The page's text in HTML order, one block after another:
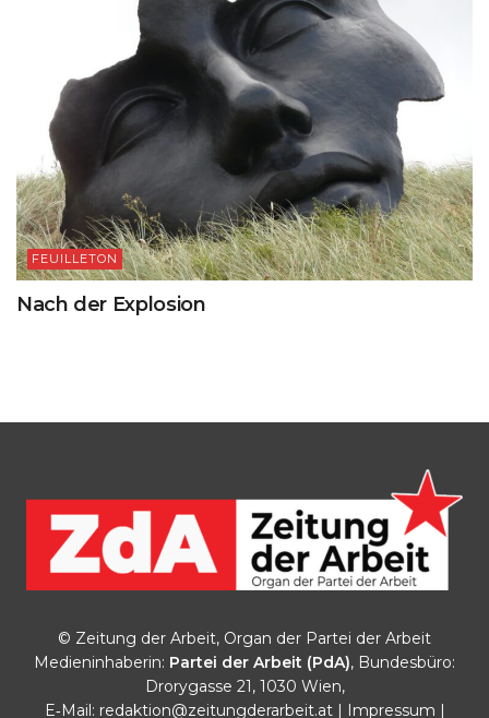
FEUILLETON
Nach der Explosion
© Zeitung der Arbeit, Organ der Partei der Arbeit
Medieninhaberin: Partei der Arbeit (PdA), Bundesbüro:
Drorygasse 21, 1030 Wien,
E‑Mail: redaktion@zeitungderarbeit.at| Impressum |